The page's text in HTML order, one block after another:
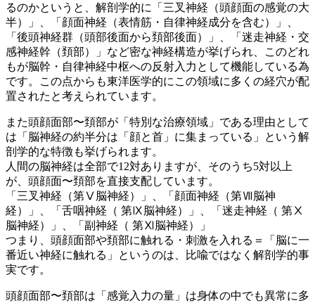
るのかというと、解剖学的に「三叉神経（頭顔面の感覚の大
半）」、「顔面神経（表情筋・自律神経成分を含む）」、
「後頭神経群（頭部後面から頚部後面）」、「迷走神経・交
感神経幹（頚部）」など密な神経構造が挙げられ、このどれ
もが脳幹・自律神経中枢への反射入力として機能している為
です。この点からも東洋医学的にこの領域に多くの経穴が配
置されたと考えられています。
また頭顔面部〜頚部が「特別な治療領域」である理由として
は「脳神経の約半分は「顔と首」に集まっている」という解
剖学的な特徴も挙げられます。
人間の脳神経は全部で12対ありますが、そのうち5対以上
が、頭顔面〜頚部を直接支配しています。
「三叉神経（第Ⅴ脳神経）」、「顔面神経（第Ⅶ脳神
経）」、「舌咽神経（ 第Ⅸ脳神経）」、「迷走神経（ 第Ⅹ
脳神経）」、「副神経（ 第Ⅺ脳神経）」
つまり、頭顔面部や頚部に触れる・刺激を入れる＝「脳に一
番近い神経に触れる」というのは、比喩ではなく解剖学的事
実です。
頭顔面部〜頚部は「感覚入力の量」は身体の中でも異常に多